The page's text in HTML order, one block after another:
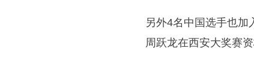
另外4名中国选手也加
周跃龙在西安大奖赛